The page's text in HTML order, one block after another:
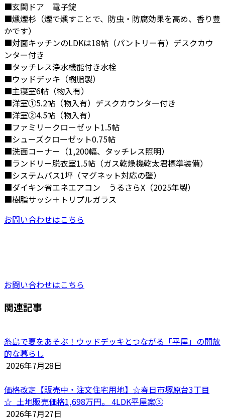
■玄関ドア 電子錠
■燻煙杉（煙で燻すことで、防虫・防腐効果を高め、香り豊
かです）
■対面キッチンのLDKは18帖（パントリー有）デスクカウ
ンター付き
■タッチレス浄水機能付き水栓
■ウッドデッキ（樹脂製）
■主寝室6帖（物入有）
■洋室①5.2帖（物入有）デスクカウンター付き
■洋室②4.5帖（物入有）
■ファミリークローゼット1.5帖
■シューズクローゼット0.75帖
■洗面コーナー（1,200幅、タッチレス照明）
■ランドリー脱衣室1.5帖（ガス乾燥機乾太君標準装備）
■システムバス1坪（マグネット対応の壁）
■ダイキン省エネエアコン うるさらX（2025年製）
■樹脂サッシ＋トリプルガラス
お問い合わせはこちら
お問い合わせはこちら
関連記事
糸島で夏をあそぶ！ウッドデッキとつながる「平屋」の開放
的な暮らし
2026年7月28日
価格改定【販売中・注文住宅用地】☆春日市塚原台3丁目
☆_土地販売価格1,698万円。 4LDK平屋案③
2026年7月27日